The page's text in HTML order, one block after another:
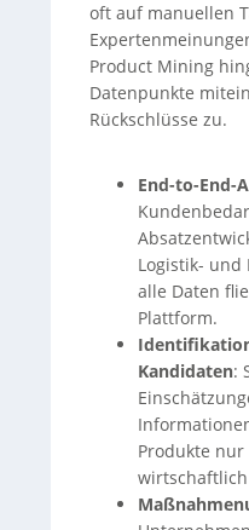
oft auf manuellen
Product Mining
Datenpunkte
Rückschlüsse zu.
End-to-End-
Logistik- und
alle Daten
Plattform.
Kandidaten:
Produkte